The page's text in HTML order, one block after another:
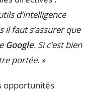
d’intelligence
faut s’assurer que
Google. Si c’est bien
portée. »
opportunités